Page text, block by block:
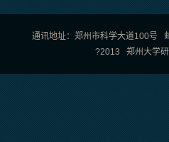
通讯地址：郑州市科学大道100
?2013 郑州大学